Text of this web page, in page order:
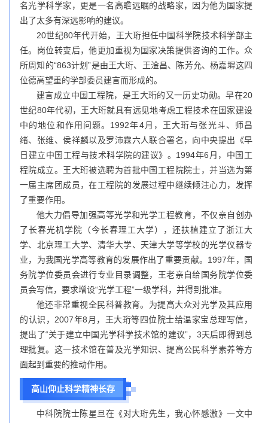
名光学科学家，更是一名高瞻远瞩的战略家，因为他为国家提
出了太多有深远影响的建议。
20世纪80年代开始，王大珩担任中国科学院技术科学部主
任。岗位转变后，他更加重视为国家决策提供咨询的工作。众
所周知的“863计划”是由王大珩、王淦昌、陈芳允、杨嘉墀这四
位德高望重的学部委员建言而形成的。
建言成立中国工程院，是王大珩的又一历史功勋。早在20
世纪80年代初，王大珩就具有远见地考虑工程技术在国家建设
中的地位和作用问题。1992年4月，王大珩与张光斗、师昌
绪、张维、侯祥麟以及罗沛霖六人联合署名，向中央提出《早
日建立中国工程与技术科学院的建议》。1994年6月，中国工
程院成立。王大珩被选聘为首批中国工程院院士，并当选为第
一届主席团成员，在工程院的发展过程中继续倾注心力，发挥
了重要作用。
他大力倡导加强高等光学和光学工程教育，不仅亲自创办
了长春光机学院（今长春理工大学），还扶植建立了浙江大
学、北京理工大学、清华大学、天津大学等学校的光学仪器专
业，为我国光学高等教育的发展作出了重要贡献。1997年，国
务院学位委员会进行专业目录调整，王老亲自给国务院学位委
员会写信，要求增设“光学工程”一级学科，并得到批准。
他还非常重视全民科普教育。为提高大众对光学及其应用
的认识，2007年8月，王大珩等四位院士给温家宝总理写信，
提出了“关于建立中国光学科学技术馆的建议”，3天后即得到总
理批复。这一技术馆在普及光学知识、提高公民科学素养等方
面起到重要的推动作用。
高山仰止科学精神长存
中科院院士陈星旦在《对大珩先生，我心怀感激》一文中